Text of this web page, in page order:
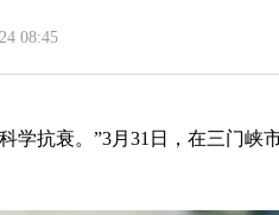
08:45
学抗衰。”3月31日，在三门